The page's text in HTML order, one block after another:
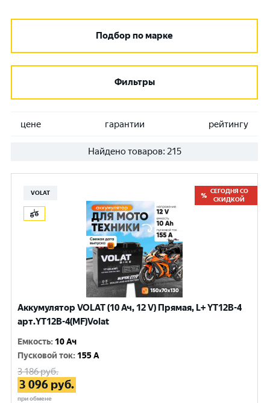
Подбор по марке
Фильтры
цене гарантии рейтингу
Найдено товаров: 215
VOLAT
СЕГОДНЯ СО
СКИДКОЙ
Аккумулятор VOLAT (10 Ач, 12 V) Прямая, L+ YT12B-4
арт.YT12B-4(MF)Volat
Емкость: 10 Ач
Пусковой ток: 155 A
3 186руб.
3 096 руб.
при обмене